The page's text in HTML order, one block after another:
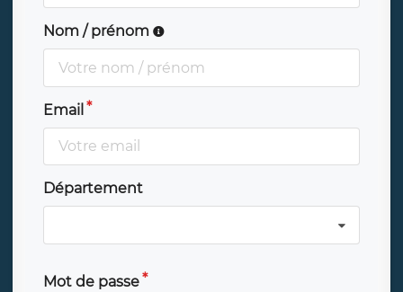
Nom / prénom
Email
Département
Mot de passe